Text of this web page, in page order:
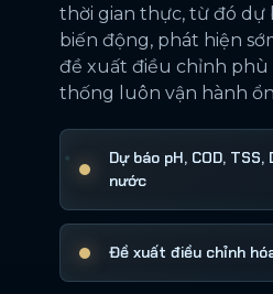
thời gian thực, từ đó dự
biến động, phát hiện
đề xuất điều chỉnh phù
thống luôn vận hành
Dự báo pH, COD,
nước
Đề xuất điều chỉnh